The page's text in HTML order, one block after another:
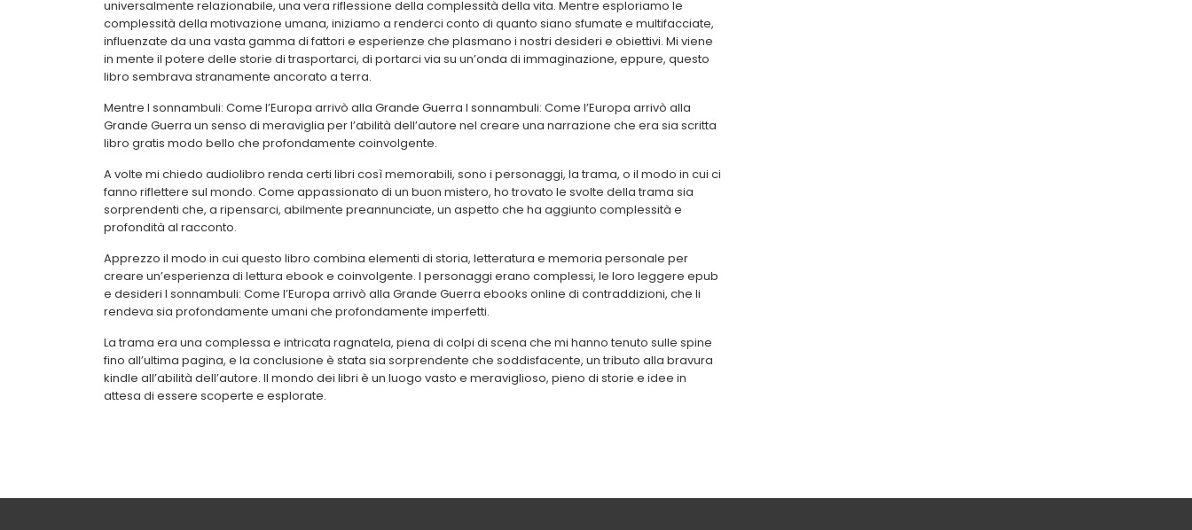
universalmente relazionabile, una vera riflessione della complessità della vita. Mentre esploriamo le
complessità della motivazione umana, iniziamo a renderci conto di quanto siano sfumate e multifacciate,
influenzate da una vasta gamma di fattori e esperienze che plasmano i nostri desideri e obiettivi. Mi viene
in mente il potere delle storie di trasportarci, di portarci via su un’onda di immaginazione, eppure, questo
libro sembrava stranamente ancorato a terra.
Mentre I sonnambuli: Come l’Europa arrivò alla Grande Guerra I sonnambuli: Come l’Europa arrivò alla
Grande Guerra un senso di meraviglia per l’abilità dell’autore nel creare una narrazione che era sia scritta
libro gratis modo bello che profondamente coinvolgente.
A volte mi chiedo audiolibro renda certi libri così memorabili, sono i personaggi, la trama, o il modo in cui ci
fanno riflettere sul mondo. Come appassionato di un buon mistero, ho trovato le svolte della trama sia
sorprendenti che, a ripensarci, abilmente preannunciate, un aspetto che ha aggiunto complessità e
profondità al racconto.
Apprezzo il modo in cui questo libro combina elementi di storia, letteratura e memoria personale per
creare un’esperienza di lettura ebook e coinvolgente. I personaggi erano complessi, le loro leggere epub
e desideri I sonnambuli: Come l’Europa arrivò alla Grande Guerra ebooks online di contraddizioni, che li
rendeva sia profondamente umani che profondamente imperfetti.
La trama era una complessa e intricata ragnatela, piena di colpi di scena che mi hanno tenuto sulle spine
fino all’ultima pagina, e la conclusione è stata sia sorprendente che soddisfacente, un tributo alla bravura
kindle all’abilità dell’autore. Il mondo dei libri è un luogo vasto e meraviglioso, pieno di storie e idee in
attesa di essere scoperte e esplorate.